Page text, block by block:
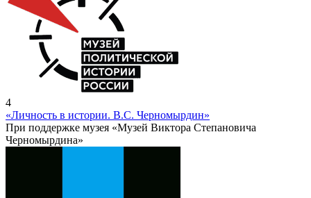
4
«Личность в истории. В.С. Черномырдин»
При поддержке музея «Музей Виктора Степановича
Черномырдина»